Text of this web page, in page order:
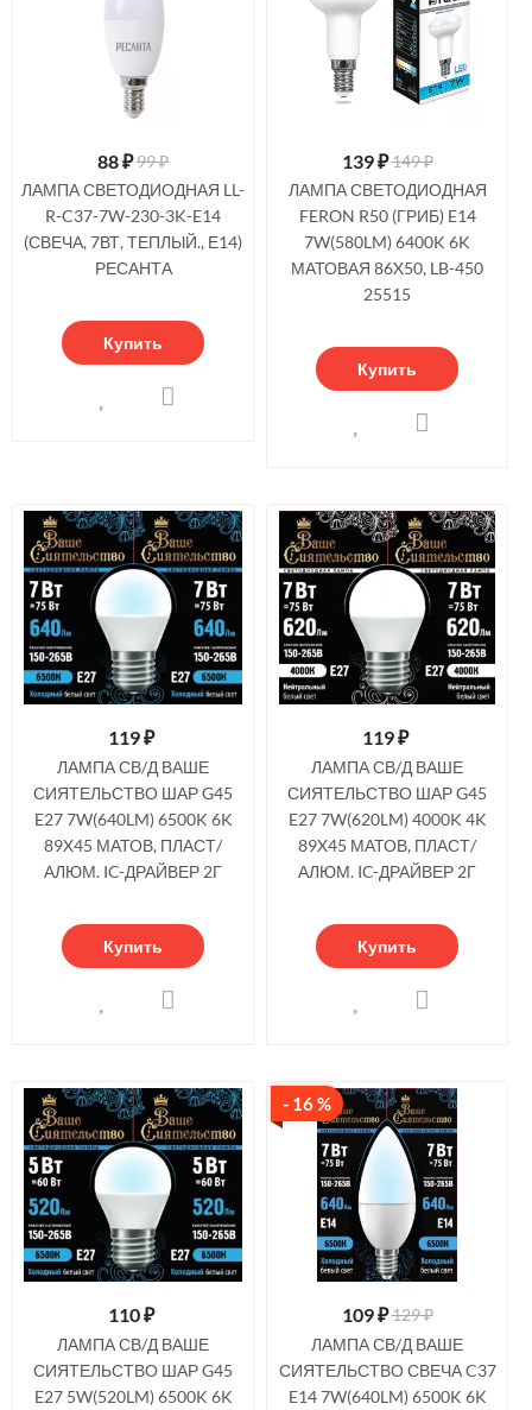
88₽99 ₽
ЛАМПА СВЕТОДИОДНАЯ LL-
R-C37-7W-230-3K-E14
(СВЕЧА, 7ВТ, ТЕПЛЫЙ., Е14)
РЕСАНТА
Купить
139₽149 ₽
ЛАМПА СВЕТОДИОДНАЯ
FERON R50 (ГРИБ) E14
7W(580LM) 6400K 6K
МАТОВАЯ 86X50, LB-450
25515
Купить
119₽
ЛАМПА СВ/Д ВАШЕ
СИЯТЕЛЬСТВО ШАР G45
E27 7W(640LM) 6500K 6K
89X45 МАТОВ, ПЛАСТ/
АЛЮМ. IC-ДРАЙВЕР 2Г
Купить
119₽
ЛАМПА СВ/Д ВАШЕ
СИЯТЕЛЬСТВО ШАР G45
E27 7W(620LM) 4000K 4K
89X45 МАТОВ, ПЛАСТ/
АЛЮМ. IC-ДРАЙВЕР 2Г
Купить
110₽
ЛАМПА СВ/Д ВАШЕ
СИЯТЕЛЬСТВО ШАР G45
E27 5W(520LM) 6500K 6K
- 16 %
109₽129 ₽
ЛАМПА СВ/Д ВАШЕ
СИЯТЕЛЬСТВО СВЕЧА C37
E14 7W(640LM) 6500K 6K